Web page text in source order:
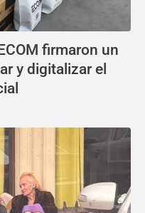
firmaron un
y digitalizar el